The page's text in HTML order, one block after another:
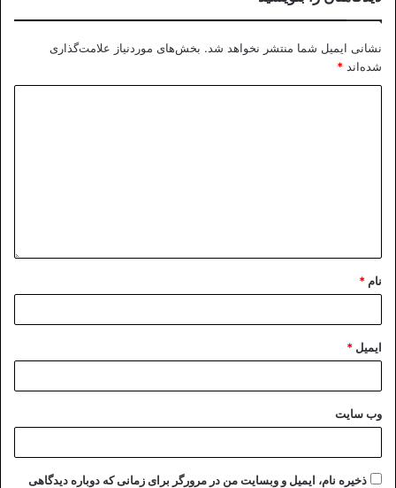
نشانی ایمیل شما منتشر نخواهد شد. بخش‌های موردنیاز علامت‌گذاری
شده‌اند *
نام *
ایمیل *
وب‌ سایت
ذخیره نام، ایمیل و وبسایت من در مرورگر برای زمانی که دوباره دیدگاهی